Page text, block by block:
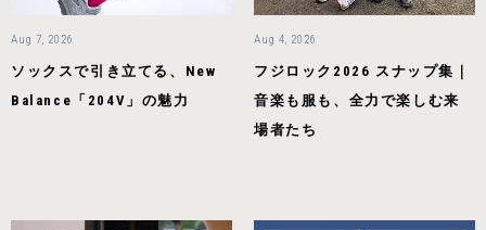
Aug 7, 2026
ソックスで引き立てる、New
Balance「204V」の魅力
Aug 4, 2026
フジロック2026 スナップ集｜
音楽も服も、全力で楽しむ来
場者たち